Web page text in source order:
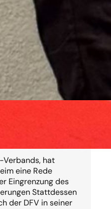
Verbands, hat
eine Rede
Eingrenzung des
Stattdessen
der DFV in seiner